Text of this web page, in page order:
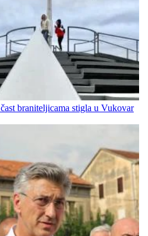
braniteljicama stigla u Vukovar